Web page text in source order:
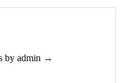
by admin →